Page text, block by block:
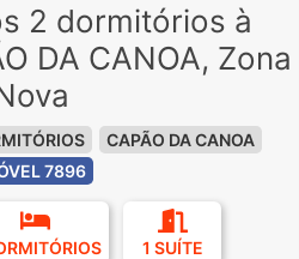
2 dormitórios à
DA CANOA, Zona
CAPÃO DA CANOA
7896
1 SUÍTE